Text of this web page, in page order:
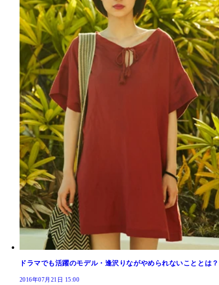
ドラマでも活躍のモデル・逢沢りながやめられないこととは？
2016年07月21日 15:00